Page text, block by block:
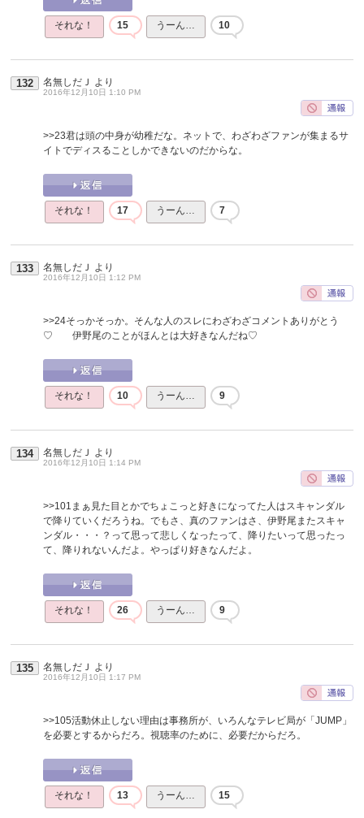
それな！ 15 うーん… 10
132 名無しだＪ より
2016年12月10日 1:10 PM
>>23君は頭の中身が幼稚だな。ネットで、わざわざファンが集まるサ
イトでディスることしかできないのだからな。
それな！ 17 うーん… 7
133 名無しだＪ より
2016年12月10日 1:12 PM
>>24そっかそっか。そんな人のスレにわざわざコメントありがとう
♡ 伊野尾のことがほんとは大好きなんだね♡
それな！ 10 うーん… 9
134 名無しだＪ より
2016年12月10日 1:14 PM
>>101 まぁ見た目とかでちょこっと好きになってた人はスキャンダル
で降りていくだろうね。でもさ、真のファンはさ、伊野尾またスキャ
ンダル・・・？って思って悲しくなったって、降りたいって思ったっ
て、降りれないんだよ。やっぱり好きなんだよ。
それな！ 26 うーん… 9
135 名無しだＪ より
2016年12月10日 1:17 PM
>>105活動休止しない理由は事務所が、いろんなテレビ局が「JUMP」
を必要とするからだろ。視聴率のために、必要だからだろ。
それな！ 13 うーん… 15